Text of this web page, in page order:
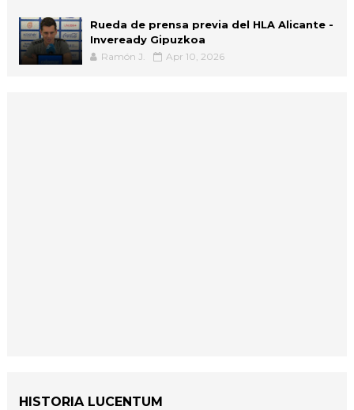
Rueda de prensa previa del HLA Alicante -
Inveready Gipuzkoa
Ramón J. Apr 10, 2026
HISTORIA LUCENTUM